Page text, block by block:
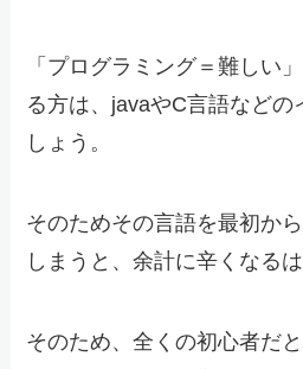
「プログラミング＝難しい
る方は、javaやC言語など
しょう。
そのためその言語を最初か
しまうと、余計に辛くなるは
そのため、全くの初心者だ